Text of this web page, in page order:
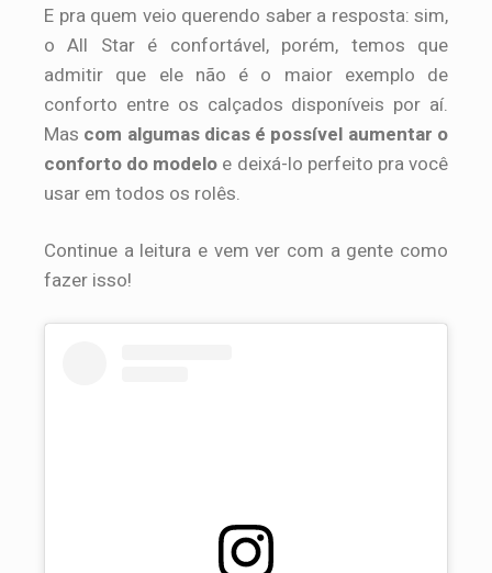
E pra quem veio querendo saber a resposta: sim,
o All Star é confortável, porém, temos que
admitir que ele não é o maior exemplo de
conforto entre os calçados disponíveis por aí.
Mas com algumas dicas é possível aumentar o
conforto do modelo e deixá-lo perfeito pra você
usar em todos os rolês.
Continue a leitura e vem ver com a gente como
fazer isso!